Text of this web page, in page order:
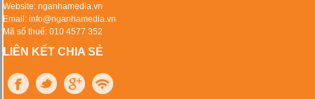
Website: nganhamedia.vn
Email: info@nganhamedia.vn
Mã số thuế: 010 4577 352
LIÊN KẾT CHIA SẺ